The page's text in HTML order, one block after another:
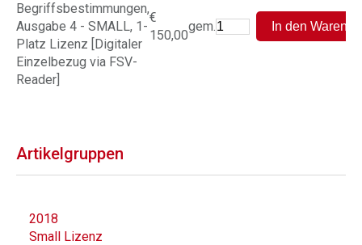
Begriffsbestimmungen,
Ausgabe 4 - SMALL, 1-
Platz Lizenz [Digitaler
Einzelbezug via FSV-
Reader]
€
150,00
gem.
Artikelgruppen
2018
Small Lizenz